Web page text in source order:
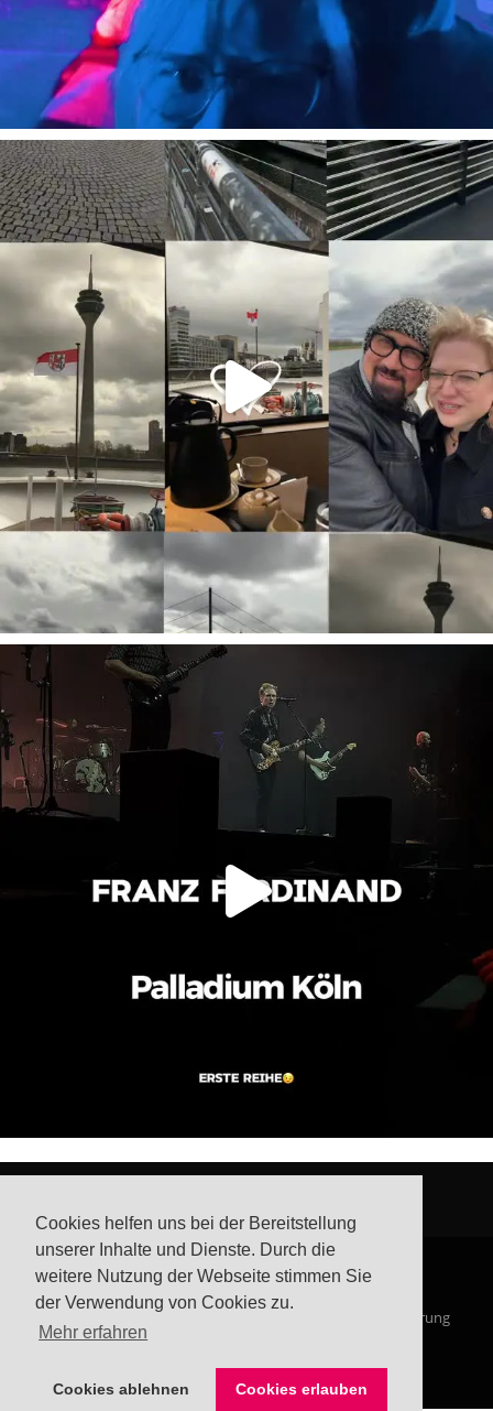
Cookies helfen uns bei der Bereitstellung
unserer Inhalte und Dienste. Durch die
weitere Nutzung der Webseite stimmen Sie
der Verwendung von Cookies zu.
Mehr erfahren
Cookies ablehnen Cookies erlauben
© Steffis Schreibsicht 2026 Datenschutzerklärung